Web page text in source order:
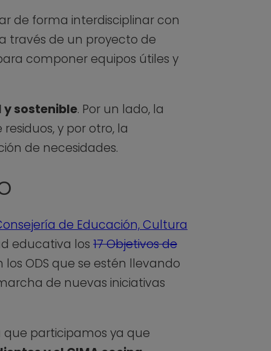
de forma interdisciplinar con
través de un proyecto de
componer equipos útiles y
sostenible. Por un lado, la
y por otro, la
de necesidades.
de Educación, Cultura
educativa los 17 Objetivos de
ODS que se estén llevando
de nuevas iniciativas
que participamos ya que